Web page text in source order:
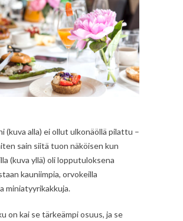
(kuva alla) ei ollut ulkonäöllä pilattu –
sain siitä tuon näköisen kun
(kuva yllä) oli lopputuloksena
kauniimpia, orvokeilla
miniatyyrikakkuja.
on kai se tärkeämpi osuus, ja se